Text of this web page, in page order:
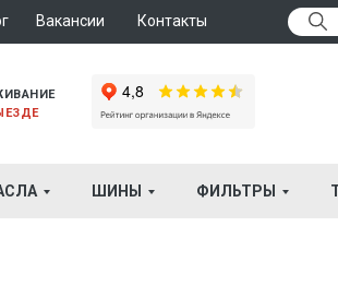
Вакансии Контакты
ШИНЫ ФИЛЬТРЫ